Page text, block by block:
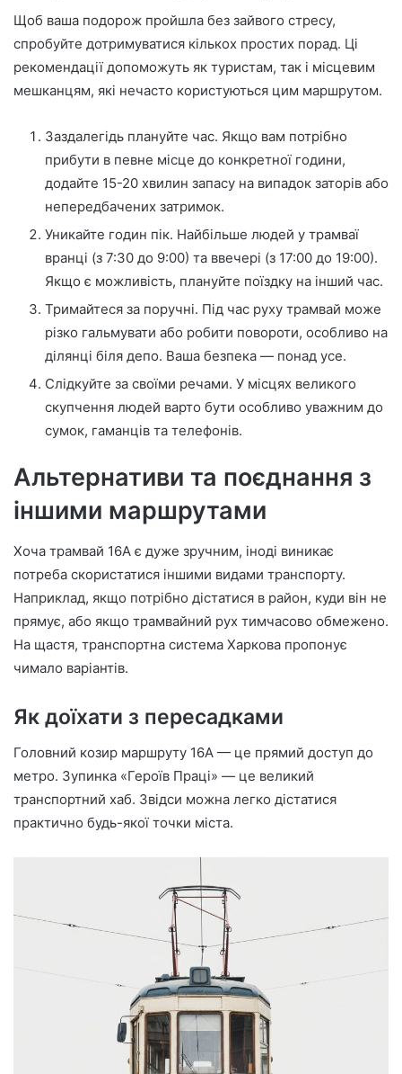
Щоб ваша подорож пройшла без зайвого стресу,
спробуйте дотримуватися кількох простих порад. Ці
рекомендації допоможуть як туристам, так і місцевим
мешканцям, які нечасто користуються цим маршрутом.
Заздалегідь плануйте час. Якщо вам потрібно
прибути в певне місце до конкретної години,
додайте 15-20 хвилин запасу на випадок заторів або
непередбачених затримок.
Уникайте годин пік. Найбільше людей у трамваї
вранці (з 7:30 до 9:00) та ввечері (з 17:00 до 19:00).
Якщо є можливість, плануйте поїздку на інший час.
Тримайтеся за поручні. Під час руху трамвай може
різко гальмувати або робити повороти, особливо на
ділянці біля депо. Ваша безпека — понад усе.
Слідкуйте за своїми речами. У місцях великого
скупчення людей варто бути особливо уважним до
сумок, гаманців та телефонів.
Альтернативи та поєднання з
іншими маршрутами
Хоча трамвай 16А є дуже зручним, іноді виникає
потреба скористатися іншими видами транспорту.
Наприклад, якщо потрібно дістатися в район, куди він не
прямує, або якщо трамвайний рух тимчасово обмежено.
На щастя, транспортна система Харкова пропонує
чимало варіантів.
Як доїхати з пересадками
Головний козир маршруту 16А — це прямий доступ до
метро. Зупинка «Героїв Праці» — це великий
транспортний хаб. Звідси можна легко дістатися
практично будь-якої точки міста.